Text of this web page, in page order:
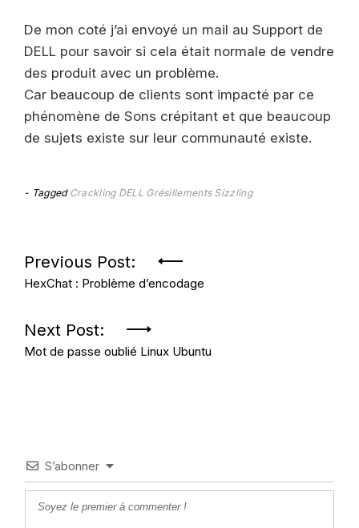
De mon coté j’ai envoyé un mail au Support de
DELL pour savoir si cela était normale de vendre
des produit avec un problème.
Car beaucoup de clients sont impacté par ce
phénomène de Sons crépitant et que beaucoup
de sujets existe sur leur communauté existe.
Tagged Crackling DELL Grésillements Sizzling
Navigation
de
l’article
Previous Post:
HexChat : Problème d’encodage
Next Post:
Mot de passe oublié Linux Ubuntu
S’abonner